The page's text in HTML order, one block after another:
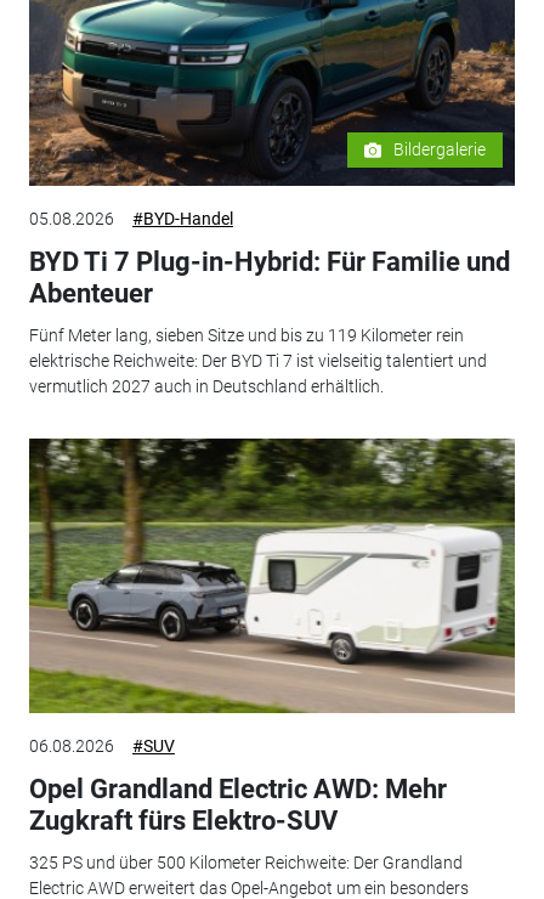
Bildergalerie
05.08.2026 #BYD-Handel
BYD Ti 7 Plug-in-Hybrid: Für Familie und
Abenteuer
Fünf Meter lang, sieben Sitze und bis zu 119 Kilometer rein
elektrische Reichweite: Der BYD Ti 7 ist vielseitig talentiert und
vermutlich 2027 auch in Deutschland erhältlich.
06.08.2026 #SUV
Opel Grandland Electric AWD: Mehr
Zugkraft fürs Elektro-SUV
325 PS und über 500 Kilometer Reichweite: Der Grandland
Electric AWD erweitert das Opel-Angebot um ein besonders